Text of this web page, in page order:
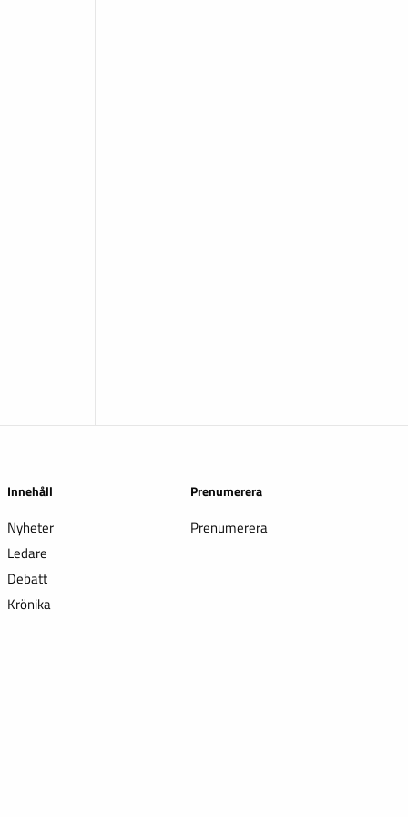
Innehåll
Nyheter
Ledare
Debatt
Krönika
Prenumerera
Prenumerera